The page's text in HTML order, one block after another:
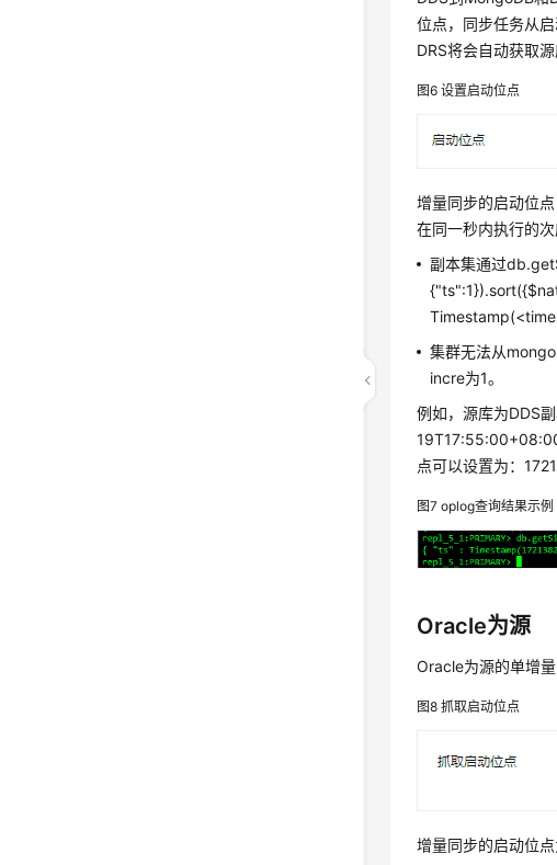
位点，同步任务从
DRS将会自动获取源
图6设置启动位点
增量同步的启动位
在同一秒内执行的
副本集通过
集群无法从
incre为1。
例如，源库为DDS
点可以设置为：
图7oplog查询结果示例
Oracle为源
Oracle为源的单增
图8抓取启动位点
增量同步的启动位点